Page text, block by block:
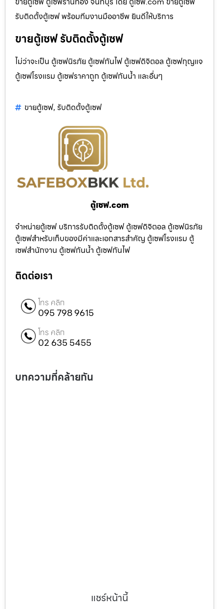
รับติดตั้งตู้เซฟ พร้อมทีมงานมืออาชีพ ยินดีให้บริการ
ขายตู้เซฟ รับติดตั้งตู้เซฟ
ไม่ว่าจะเป็น ตู้เซฟนิรภัย ตู้เซฟกันไฟ ตู้เซฟดิจิตอล ตู้เซฟกุญแจ
ตู้เซฟโรงแรม ตู้เซฟราคาถูก ตู้เซฟกันน้ำ และอื่นๆ
ขายตู้เซฟ, รับติดตั้งตู้เซฟ
ตู้เซฟ.com
จำหน่ายตู้เซฟ บริการรับติดตั้งตู้เซฟ ตู้เซฟดิจิตอล ตู้เซฟนิรภัย
ตู้เซฟสำหรับเก็บของมีค่าและเอกสารสำคัญ ตู้เซฟโรงแรม ตู้
เซฟสำนักงาน ตู้เซฟกันน้ำ ตู้เซฟกันไฟ
ติดต่อเรา
โทร คลิก
095 798 9615
โทร คลิก
02 635 5455
บทความที่คล้ายกัน
แชร์หน้านี้